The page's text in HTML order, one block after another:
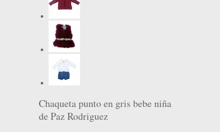
Chaqueta punto en gris bebe niña
de Paz Rodriguez